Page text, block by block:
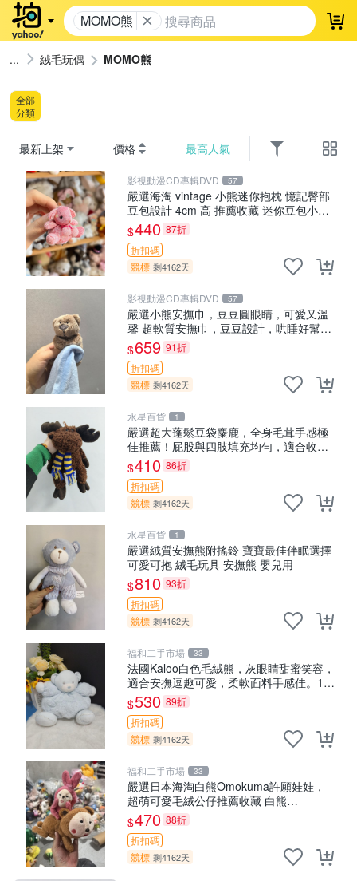
MOMO熊 登
絨毛玩偶 MOMO熊
全部
分類
最新上架 價格 最高人氣
影視動漫CD專輯DVD 57
嚴選海淘 vintage 小熊迷你抱枕 憶記臀部
豆包設計 4cm 高 推薦收藏 迷你豆包小
熊、高臀部、豆袋抱枕
$440 87折
折扣碼
競標 剩4162天
影視動漫CD專輯DVD 57
嚴選小熊安撫巾，豆豆圓眼睛，可愛又溫
馨 超軟質安撫巾，豆豆設計，哄睡好幫手
約克豆豆眼安撫巾 數碼豆豆眼
$659 91折
折扣碼
競標 剩4162天
水星百貨 1
嚴選超大蓬鬆豆袋麋鹿，全身毛茸手感極
佳推薦！屁股與四肢填充均勻，適合收藏
與孩童共賞。 麋鹿 豆袋 毛茸玩具
$410 86折
折扣碼
競標 剩4162天
水星百貨 1
嚴選絨質安撫熊附搖鈴 寶寶最佳伴眠選擇
可愛可抱 絨毛玩具 安撫熊 嬰兒用
$810 93折
折扣碼
競標 剩4162天
福和二手市場 33
法國Kaloo白色毛絨熊，灰眼睛甜蜜笑容，
適合安撫逗趣可愛，柔軟面料手感佳。14
白色安撫熊 毛絨玩具 寶寶逗樂具
$530 89折
折扣碼
競標 剩4162天
福和二手市場 33
嚴選日本海淘白熊Omokuma許願娃娃，
超萌可愛毛絨公仔推薦收藏 白熊
Omokuma 毛絨玩具 偽裝娃娃 玩具擺飾
$470 88折
折扣碼
競標 剩4162天